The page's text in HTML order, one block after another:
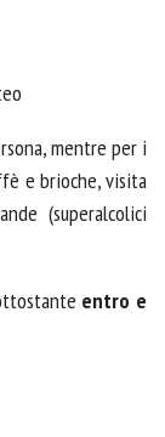
mentre per i
e brioche, visita
(superalcolici
entro e